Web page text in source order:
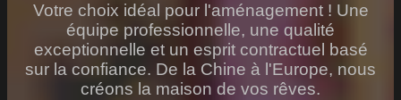
Votre choix idéal pour l'aménagement ! Une
équipe professionnelle, une qualité
exceptionnelle et un esprit contractuel basé
sur la confiance. De la Chine à l'Europe, nous
créons la maison de vos rêves.